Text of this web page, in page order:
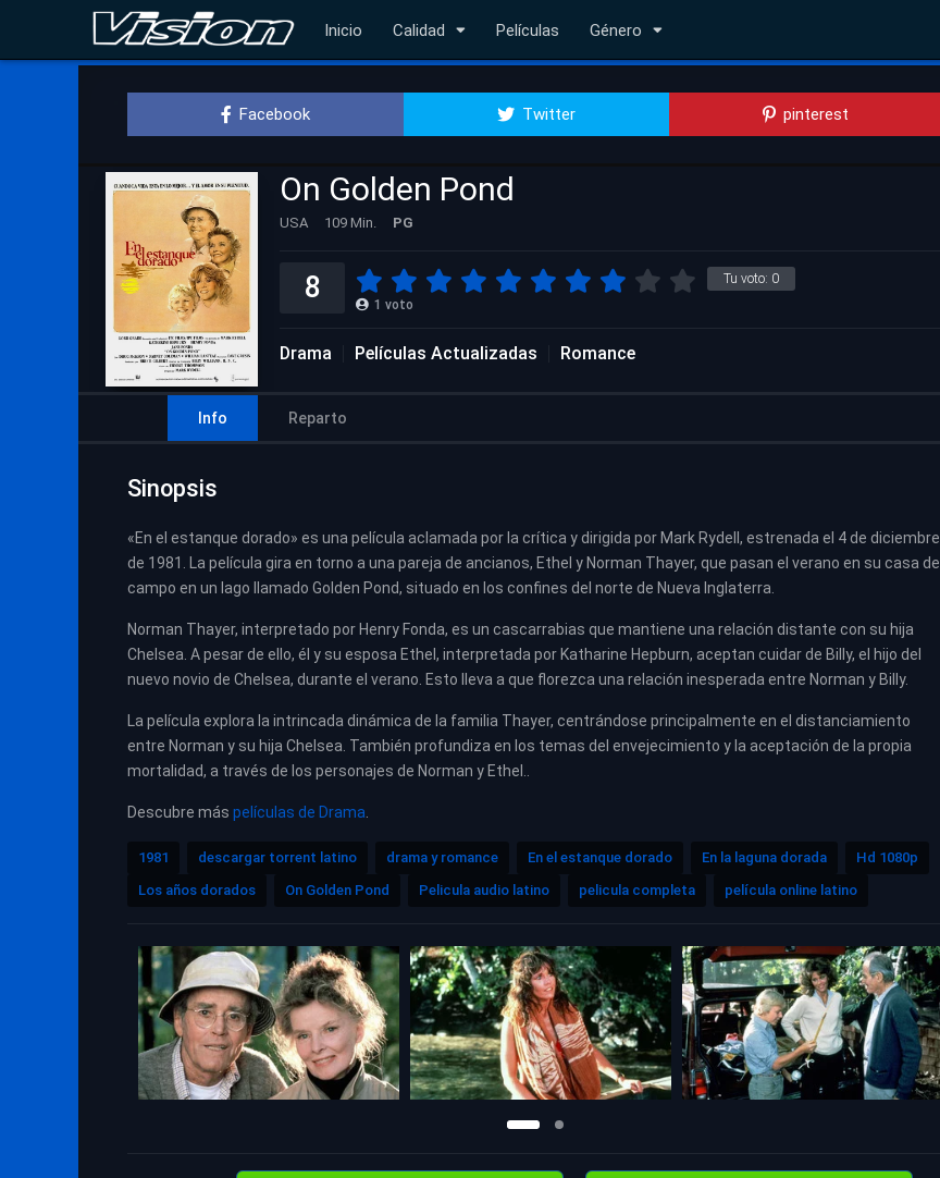
Inicio Calidad Películas Género
Facebook Twitter pinterest
On Golden Pond
USA 109 Min. PG
Tu voto: 0
8 1 voto
Drama Películas Actualizadas Romance
Info Reparto
Sinopsis
«En el estanque dorado» es una película aclamada por la crítica y dirigida por Mark Rydell, estrenada el 4 de diciembre
de 1981. La película gira en torno a una pareja de ancianos, Ethel y Norman Thayer, que pasan el verano en su casa de
campo en un lago llamado Golden Pond, situado en los confines del norte de Nueva Inglaterra.
Norman Thayer, interpretado por Henry Fonda, es un cascarrabias que mantiene una relación distante con su hija
Chelsea. A pesar de ello, él y su esposa Ethel, interpretada por Katharine Hepburn, aceptan cuidar de Billy, el hijo del
nuevo novio de Chelsea, durante el verano. Esto lleva a que florezca una relación inesperada entre Norman y Billy.
La película explora la intrincada dinámica de la familia Thayer, centrándose principalmente en el distanciamiento
entre Norman y su hija Chelsea. También profundiza en los temas del envejecimiento y la aceptación de la propia
mortalidad, a través de los personajes de Norman y Ethel..
Descubre más películas de Drama.
1981 descargar torrent latino drama y romance En el estanque dorado En la laguna dorada
Hd 1080p
Los años dorados
On Golden Pond Pelicula audio latino pelicula completa película online latino